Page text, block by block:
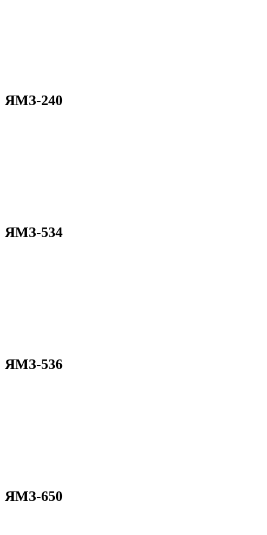
ЯМЗ-240
ЯМЗ-534
ЯМЗ-536
ЯМЗ-650